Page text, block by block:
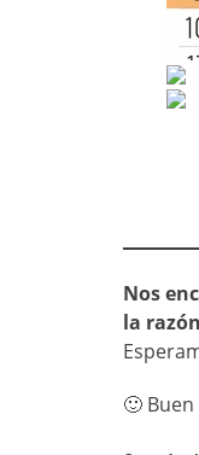
Nos
la
🙂